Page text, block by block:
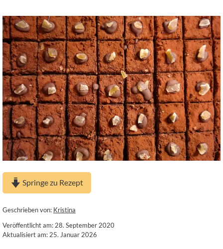
Springe zu Rezept
Geschrieben von: Kristina
Veröffentlicht am: 28. September 2020
Aktualisiert am: 25. Januar 2026